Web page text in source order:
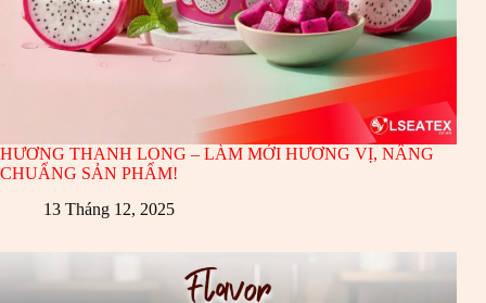
HƯƠNG THANH LONG – LÀM MỚI HƯƠNG VỊ, NÂNG
CHUẨNG SẢN PHẨM!
13 Tháng 12, 2025